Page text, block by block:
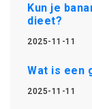
Kun je
dieet?
2025-11-11
Wat is een
2025-11-11